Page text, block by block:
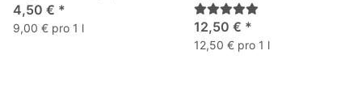
standard
4,50 € *
9,00 € pro 1 l 12,50 € *
12,50 € pro 1 l